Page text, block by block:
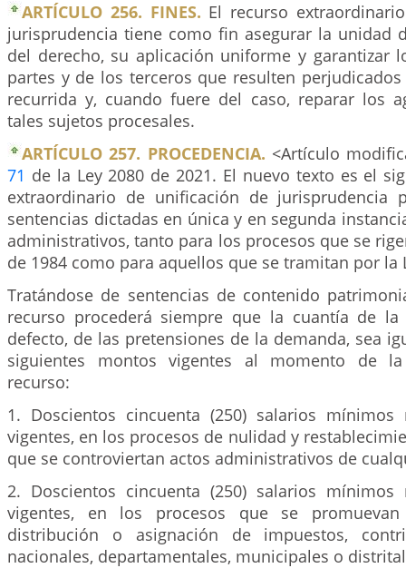
ARTÍCULO 256. FINES. El recurso
jurisprudencia tiene como fin asegurar la unidad
del derecho, su aplicación uniforme y garantizar
partes y de los terceros que resulten
recurrida y, cuando fuere del caso, reparar los
tales sujetos procesales.
ARTÍCULO 257. PROCEDENCIA. <Artículo
71 de la Ley 2080 de 2021. El nuevo texto es el
extraordinario de unificación de jurisprudencia
sentencias dictadas en única y en segunda
administrativos, tanto para los procesos que se
de 1984 como para aquellos que se tramitan por la
Tratándose de sentencias de contenido
recurso procederá siempre que la cuantía de
defecto, de las pretensiones de la demanda, sea
siguientes montos vigentes al momento de
recurso:
1. Doscientos cincuenta (250) salarios mínimos
vigentes, en los procesos de nulidad y
que se controviertan actos administrativos de
2. Doscientos cincuenta (250) salarios mínimos
vigentes, en los procesos que se
distribución o asignación de impuestos,
nacionales, departamentales, municipales o